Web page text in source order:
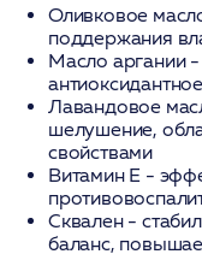
Оливковое
поддержания
Масло аргании-
Лавандовое
шелушение,
свойствами
Витамин Е -
Сквален-
баланс,